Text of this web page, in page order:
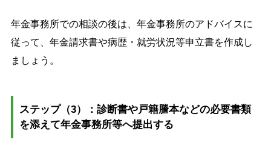
年金事務所での相談の後は、年金事務所のアドバイスに
従って、年金請求書や病歴・就労状況等申立書を作成し
ましょう。
ステップ（3）：診断書や戸籍謄本などの必要書類
を添えて年金事務所等へ提出する